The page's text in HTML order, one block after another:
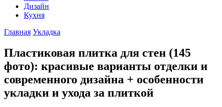
Дизайн
Кухня
Главная Укладка
Пластиковая плитка для стен (145
фото): красивые варианты отделки и
современного дизайна + особенности
укладки и ухода за плиткой